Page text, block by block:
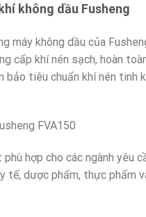
không dầu Fusheng
máy không dầu của
cấp khí nén sạch, hoàn
bảo tiêu chuẩn khí nén tinh
FVA150
phù hợp cho các ngành yêu
tế, dược phẩm, thực phẩm